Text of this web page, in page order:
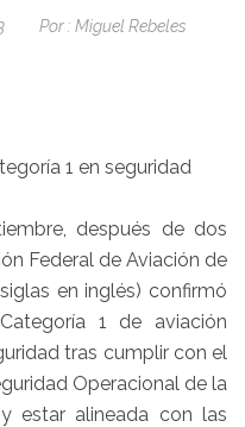
Por : Miguel Rebeles
después de dos
Federal de Aviación de
en inglés) confirmó
1 de aviación
tras cumplir con el
Operacional de la
estar alineada con las